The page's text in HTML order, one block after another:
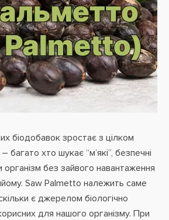
біодобавок зростає з цілком
багато хто шукає “м’які”, безпечні
організм без зайвого навантаження
Saw Palmetto належить саме
є джерелом біологічно
для нашого організму. При